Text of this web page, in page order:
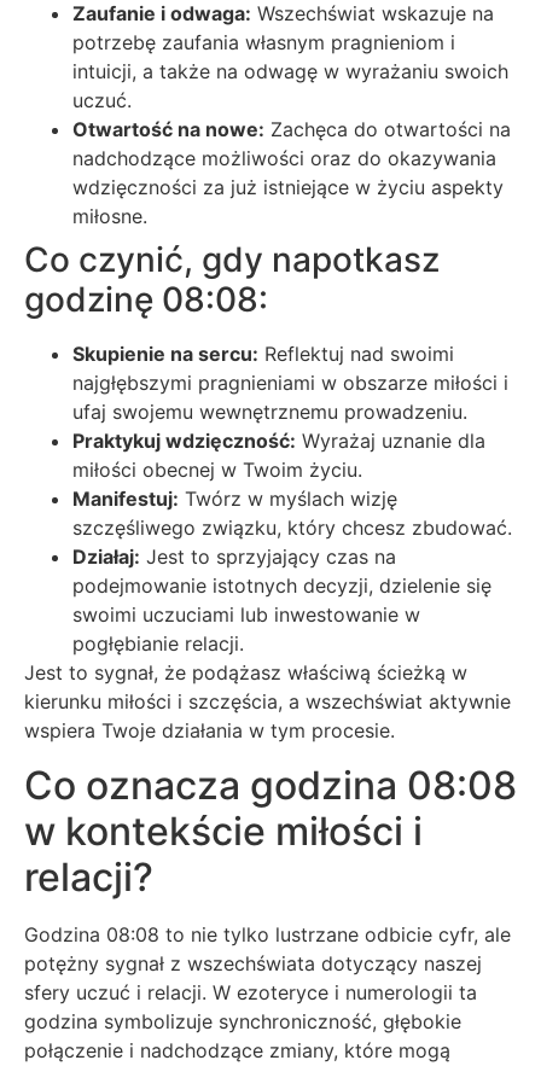
Zaufanie i odwaga: Wszechświat wskazuje na
potrzebę zaufania własnym pragnieniom i
intuicji, a także na odwagę w wyrażaniu swoich
uczuć.
Otwartość na nowe: Zachęca do otwartości na
nadchodzące możliwości oraz do okazywania
wdzięczności za już istniejące w życiu aspekty
miłosne.
Co czynić, gdy napotkasz
godzinę 08:08:
Skupienie na sercu: Reflektuj nad swoimi
najgłębszymi pragnieniami w obszarze miłości i
ufaj swojemu wewnętrznemu prowadzeniu.
Praktykuj wdzięczność: Wyrażaj uznanie dla
miłości obecnej w Twoim życiu.
Manifestuj: Twórz w myślach wizję
szczęśliwego związku, który chcesz zbudować.
Działaj: Jest to sprzyjający czas na
podejmowanie istotnych decyzji, dzielenie się
swoimi uczuciami lub inwestowanie w
pogłębianie relacji.
Jest to sygnał, że podążasz właściwą ścieżką w
kierunku miłości i szczęścia, a wszechświat aktywnie
wspiera Twoje działania w tym procesie.
Co oznacza godzina 08:08
w kontekście miłości i
relacji?
Godzina 08:08 to nie tylko lustrzane odbicie cyfr, ale
potężny sygnał z wszechświata dotyczący naszej
sfery uczuć i relacji. W ezoteryce i numerologii ta
godzina symbolizuje synchroniczność, głębokie
połączenie i nadchodzące zmiany, które mogą